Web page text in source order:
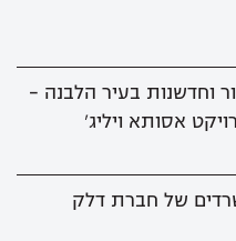
וחדשנות בעיר הלבנה –
אסותא ויליג'
של חברת דלק